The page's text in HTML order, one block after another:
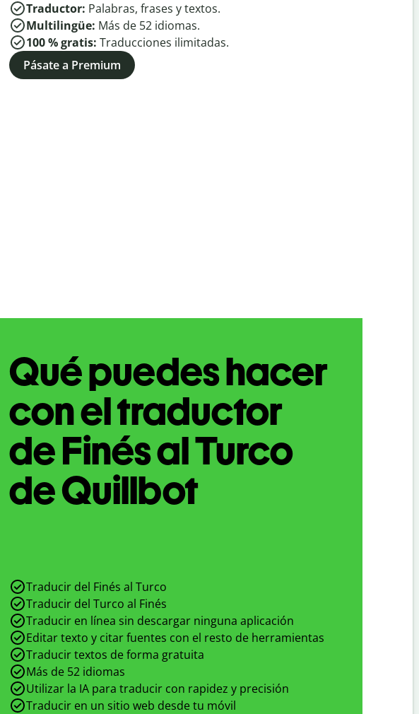
Traductor: Palabras, frases y textos.
Multilingüe: Más de 52 idiomas.
100 % gratis: Traducciones ilimitadas.
Pásate a Premium
Qué puedes hacer
con el traductor
de Finés al Turco
de Quillbot
Traducir del Finés al Turco
Traducir del Turco al Finés
Traducir en línea sin descargar ninguna aplicación
Editar texto y citar fuentes con el resto de herramientas
Traducir textos de forma gratuita
Más de 52 idiomas
Utilizar la IA para traducir con rapidez y precisión
Traducir en un sitio web desde tu móvil